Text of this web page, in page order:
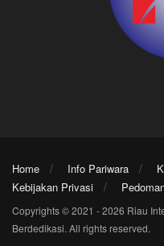
Home Info Pariwara
Kebijakan Privasi
Copyrights © 2021 - 2026 Riau
Berdedikasi. All rights reserved.